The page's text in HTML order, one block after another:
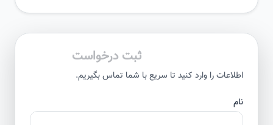
ثبت درخواست
اطلاعات را وارد کنید تا سریع با شما تماس بگیریم.